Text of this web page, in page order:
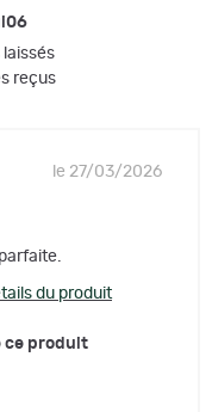
laissés
reçus
le 27/03/2026
du produit
ce produit